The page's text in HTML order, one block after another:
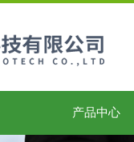
产品中心